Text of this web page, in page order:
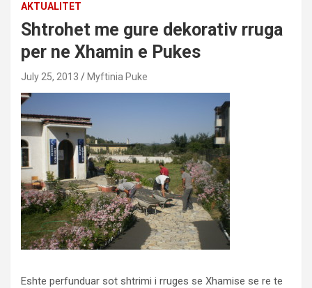
AKTUALITET
Shtrohet me gure dekorativ rruga
per ne Xhamin e Pukes
July 25, 2013 Myftinia Puke
Eshte perfunduar sot shtrimi i rruges se Xhamise se re te